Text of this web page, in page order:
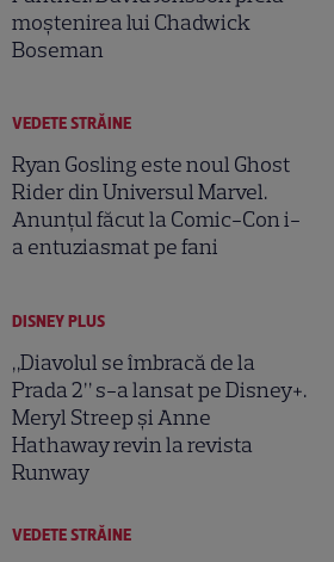
moștenirea lui Chadwick
Boseman
VEDETE STRĂINE
Ryan Gosling este noul Ghost
Rider din Universul Marvel.
Anunțul făcut la Comic-Con i-
a entuziasmat pe fani
DISNEY PLUS
„Diavolul se îmbracă de la
Prada 2” s-a lansat pe Disney+.
Meryl Streep și Anne
Hathaway revin la revista
Runway
VEDETE STRĂINE